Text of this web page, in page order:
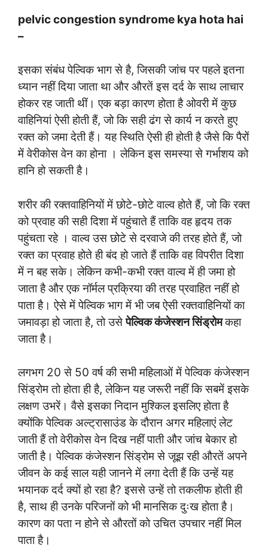
pelvic congestion syndrome kya hota hai
–
इसका संबंध पेल्विक भाग से है, जिसकी जांच पर पहले इतना
ध्यान नहीं दिया जाता था और औरतें इस दर्द के साथ लाचार
होकर रह जाती थीं। एक बड़ा कारण होता है ओवरी में कुछ
वाहिनियां ऐसी होती हैं, जो कि सही ढंग से कार्य न करते हुए
रक्त को जमा देती हैं। यह स्थिति ऐसी ही होती है जैसे कि पैरों
में वेरीकोस वेन का होना । लेकिन इस समस्या से गर्भाशय को
हानि हो सकती है।
शरीर की रक्तवाहिनियों में छोटे-छोटे वाल्व होते हैं, जो कि रक्त
को प्रवाह की सही दिशा में पहुंचाते हैं ताकि वह हृदय तक
पहुंचता रहे । वाल्व उस छोटे से दरवाजे की तरह होते हैं, जो
रक्त का प्रवाह होते ही बंद हो जाते हैं ताकि वह विपरीत दिशा
में न बह सके। लेकिन कभी-कभी रक्त वाल्व में ही जमा हो
जाता है और एक नॉर्मल प्रक्रिया की तरह प्रवाहित नहीं हो
पाता है। ऐसे में पेल्विक भाग में भी जब ऐसी रक्तवाहिनियों का
जमावड़ा हो जाता है, तो उसेपेल्विक कंजेस्शन सिंड्रोमकहा
जाता है।
लगभग 20 से 50 वर्ष की सभी महिलाओं में पेल्विक कंजेस्शन
सिंड्रोम तो होता ही है, लेकिन यह जरूरी नहीं कि सबमें इसके
लक्षण उभरें। वैसे इसका निदान मुश्किल इसलिए होता है
क्योंकि पेल्विक अल्ट्रासाउंड के दौरान अगर महिलाएं लेट
जाती हैं तो वेरीकोस वेन दिख नहीं पाती और जांच बेकार हो
जाती है। पेल्विक कंजेस्शन सिंड्रोम से जूझ रही औरतें अपने
जीवन के कई साल यही जानने में लगा देती हैं कि उन्हें यह
भयानक दर्द क्यों हो रहा है? इससे उन्हें तो तकलीफ होती ही
है, साथ ही उनके परिजनों को भी मानसिक दुःख होता है।
कारण का पता न होने से औरतों को उचित उपचार नहीं मिल
पाता है।